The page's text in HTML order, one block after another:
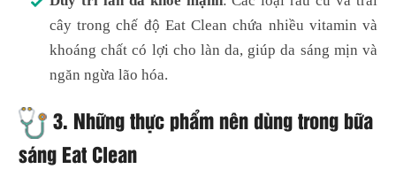
cây trong chế độ Eat Clean chứa nhiều vitamin và
khoáng chất có lợi cho làn da, giúp da sáng mịn và
ngăn ngừa lão hóa.
3. Những thực phẩm nên dùng trong bữa
sáng Eat Clean